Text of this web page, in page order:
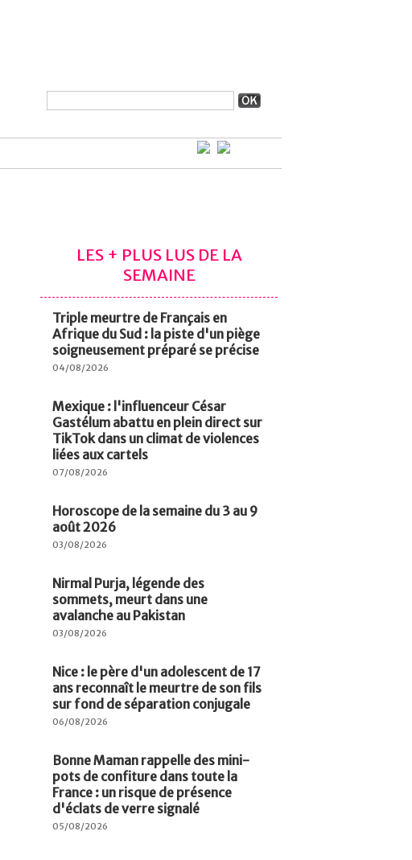
LES + PLUS LUS DE LA
SEMAINE
Triple meurtre de Français en
Afrique du Sud : la piste d'un piège
soigneusement préparé se précise
04/08/2026
Mexique : l'influenceur César
Gastélum abattu en plein direct sur
TikTok dans un climat de violences
liées aux cartels
07/08/2026
Horoscope de la semaine du 3 au 9
août 2026
03/08/2026
Nirmal Purja, légende des
sommets, meurt dans une
avalanche au Pakistan
03/08/2026
Nice : le père d'un adolescent de 17
ans reconnaît le meurtre de son fils
sur fond de séparation conjugale
06/08/2026
Bonne Maman rappelle des mini-
pots de confiture dans toute la
France : un risque de présence
d'éclats de verre signalé
05/08/2026